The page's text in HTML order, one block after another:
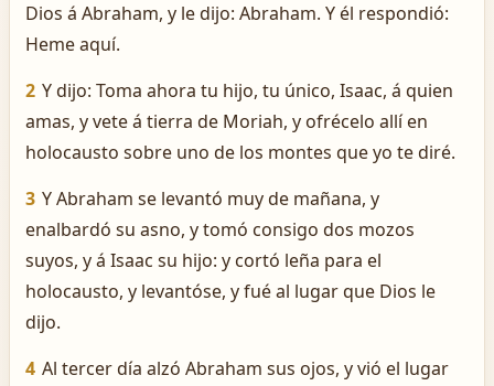
Dios á Abraham, y le dijo: Abraham. Y él respondió:
Heme aquí.
2 Y dijo: Toma ahora tu hijo, tu único, Isaac, á quien
amas, y vete á tierra de Moriah, y ofrécelo allí en
holocausto sobre uno de los montes que yo te diré.
3 Y Abraham se levantó muy de mañana, y
enalbardó su asno, y tomó consigo dos mozos
suyos, y á Isaac su hijo: y cortó leña para el
holocausto, y levantóse, y fué al lugar que Dios le
dijo.
4 Al tercer día alzó Abraham sus ojos, y vió el lugar